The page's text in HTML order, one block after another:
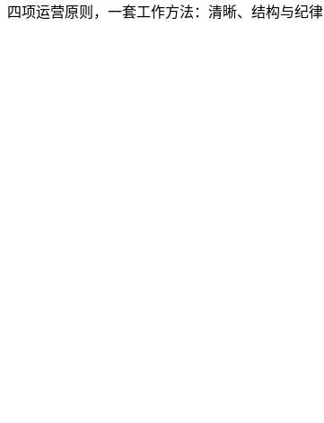
四项运营原则，一套工作方法：清晰、结构与纪律